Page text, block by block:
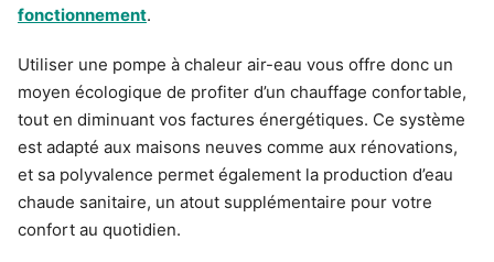
fonctionnement.
Utiliser une pompe à chaleur air-eau vous offre donc un
moyen écologique de profiter d’un chauffage confortable,
tout en diminuant vos factures énergétiques. Ce système
est adapté aux maisons neuves comme aux rénovations,
et sa polyvalence permet également la production d’eau
chaude sanitaire, un atout supplémentaire pour votre
confort au quotidien.